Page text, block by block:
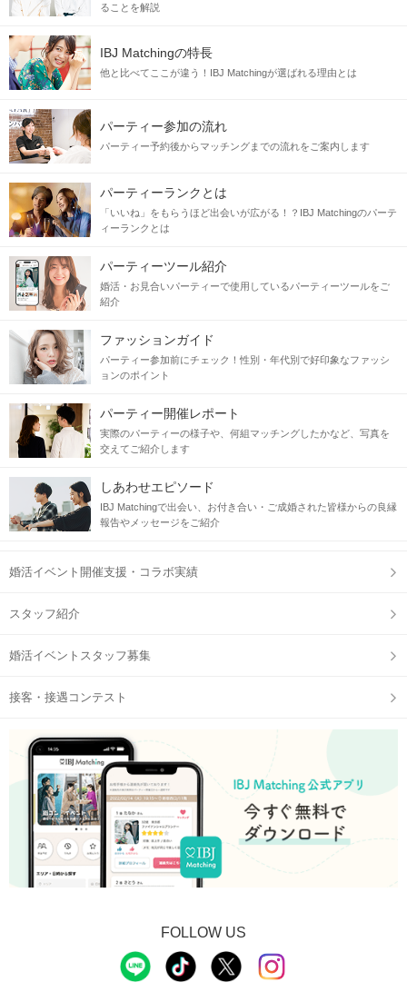
清潔感のある女性
お洒落さん・美肌・つや髪・二重の方etc
「この人のこと、もっと知りたい」
第一印象でそう思える特別な出会い。
当日の流れ
QRコードは開始直前に、
印象をチェックするメモ機能も搭載！
アピールタイム
ることを解説
IBJ Matchingの特長
他と比べてここが違う！IBJ Matchingが選ばれる理由とは
パーティー参加の流れ
パーティー予約後からマッチングまでの流れをご案内します
パーティーランクとは
「いいね」をもらうほど出会いが広がる！？IBJ Matchingのパーテ
ィーランクとは
パーティーツール紹介
婚活・お見合いパーティーで使用しているパーティーツールをご
紹介
ファッションガイド
パーティー参加前にチェック！性別・年代別で好印象なファッシ
ョンのポイント
パーティー開催レポート
実際のパーティーの様子や、何組マッチングしたかなど、写真を
交えてご紹介します
しあわせエピソード
IBJ Matchingで出会い、お付き合い・ご成婚された皆様からの良縁
報告やメッセージをご紹介
婚活イベント開催支援・コラボ実績
スタッフ紹介
婚活イベントスタッフ募集
接客・接遇コンテスト
FOLLOW US